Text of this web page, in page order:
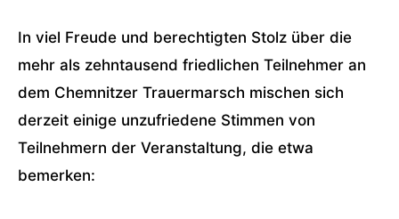
In viel Freude und berechtigten Stolz über die
mehr als zehntausend friedlichen Teilnehmer an
dem Chemnitzer Trauermarsch mischen sich
derzeit einige unzufriedene Stimmen von
Teilnehmern der Veranstaltung, die etwa
bemerken: